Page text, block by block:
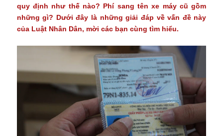
quy định như thế nào? Phí sang tên xe máy cũ gồm
những gì? Dưới đây là những giải đáp về vấn đề này
của Luật Nhân Dân, mời các bạn cùng tìm hiểu.